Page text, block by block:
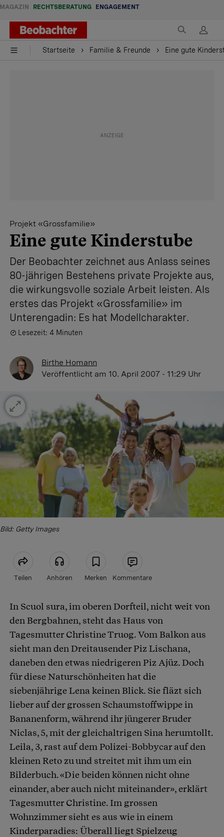
MAGAZIN RECHTSBERATUNG ENGAGEMENT
Startseite Familie & Freunde Eine gute
Projekt «Grossfamilie»
Eine gute Kinderstube
Der Beobachter zeichnet aus Anlass seines
80-jährigen Bestehens private Projekte aus,
die wirkungsvolle soziale Arbeit leisten. Als
erstes das Projekt «Grossfamilie» im
Unterengadin: Es hat Modellcharakter.
Lesezeit: 4 Minuten
Birthe Homann
Veröffentlicht am 10. April 2007 - 11:29 Uhr
Bild: Getty Images
Teilen Anhören Merken Kommentare
Artikel teilen
In Scuol sura, im oberen Dorfteil, nicht weit von
den Bergbahnen, steht das Haus von
Tagesmutter Christine Truog. Vom Balkon aus
sieht man den Dreitausender Piz Lischana,
daneben den etwas niedrigeren Piz Ajüz. Doch
für diese Naturschönheiten hat die
siebenjährige Lena keinen Blick. Sie fläzt sich
lieber auf der grossen Schaumstoffwippe in
Bananenform, während ihr jüngerer Bruder
Niclas, 5, mit der gleichaltrigen Sina herumtollt.
Leila, 3, rast auf dem Polizei-Bobbycar auf den
kleinen Reto zu und streitet mit ihm um ein
Bilderbuch. «Die beiden können nicht ohne
einander, aber auch nicht miteinander», erklärt
Tagesmutter Christine. Im grossen
Wohnzimmer sieht es aus wie in einem
Kinderparadies: Überall liegt Spielzeug